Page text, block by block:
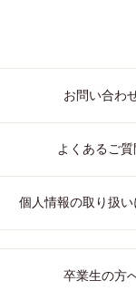
お問い合わ
よくあるご質
個人情報の取り扱い
卒業生の方